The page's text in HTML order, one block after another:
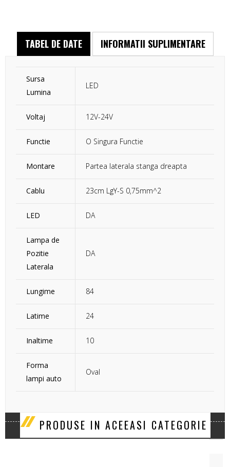
TABEL DE DATE INFORMATII SUPLIMENTARE
Sursa
Lumina
LED
Voltaj 12V-24V
Functie O Singura Functie
Montare Partea laterala stanga dreapta
Cablu 23cm LgY-S 0,75mm^2
LED DA
Lampa de
Pozitie
Laterala
DA
Lungime 84
Latime 24
Inaltime 10
Forma
lampi auto
Oval
PRODUSE IN ACEEASI CATEGORIE
‹ ›